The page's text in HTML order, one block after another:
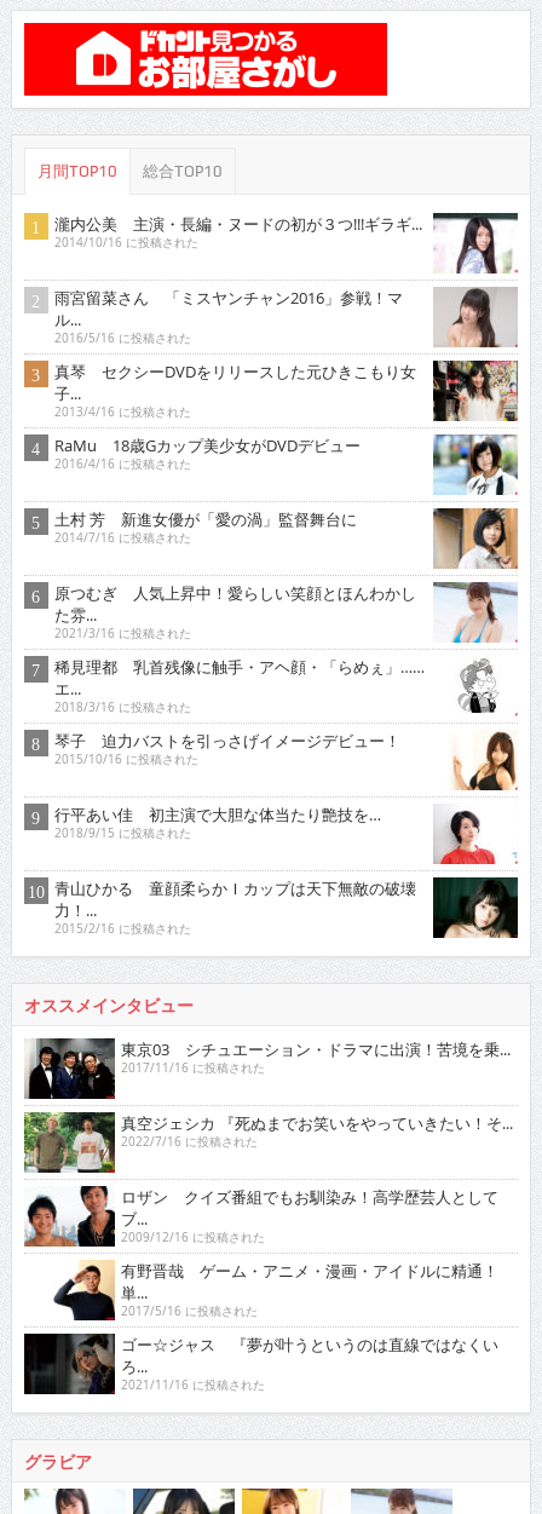
月間TOP10 総合TOP10
瀧内公美 主演・長編・ヌードの初が３つ!!!ギラギ...
2014/10/16 に投稿された
雨宮留菜さん 「ミスヤンチャン2016」参戦！マ
ル...
2016/5/16 に投稿された
真琴 セクシーDVDをリリースした元ひきこもり女
子...
2013/4/16 に投稿された
RaMu 18歳Gカップ美少女がDVDデビュー
2016/4/16 に投稿された
土村 芳 新進女優が「愛の渦」監督舞台に
2014/7/16 に投稿された
原つむぎ 人気上昇中！愛らしい笑顔とほんわかし
た雰...
2021/3/16 に投稿された
稀見理都 乳首残像に触手・アヘ顔・「らめぇ」……
エ...
2018/3/16 に投稿された
琴子 迫力バストを引っさげイメージデビュー！
2015/10/16 に投稿された
行平あい佳 初主演で大胆な体当たり艶技を…
2018/9/15 に投稿された
青山ひかる 童顔柔らかＩカップは天下無敵の破壊
力！...
2015/2/16 に投稿された
オススメインタビュー
東京03 シチュエーション・ドラマに出演！苦境を乗...
2017/11/16 に投稿された
真空ジェシカ 『死ぬまでお笑いをやっていきたい！そ...
2022/7/16 に投稿された
ロザン クイズ番組でもお馴染み！高学歴芸人として
ブ...
2009/12/16 に投稿された
有野晋哉 ゲーム・アニメ・漫画・アイドルに精通！
単...
2017/5/16 に投稿された
ゴー☆ジャス 『夢が叶うというのは直線ではなくい
ろ...
2021/11/16 に投稿された
グラビア